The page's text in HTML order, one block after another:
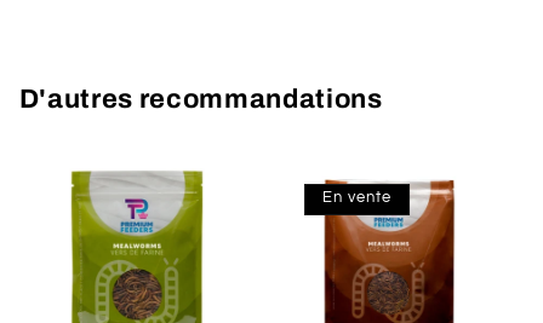
D'autres recommandations
En vente